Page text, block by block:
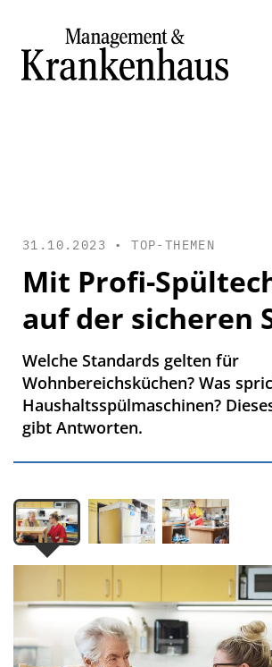
31.10.2023 •TOP-THEMEN
Mit Profi-
auf der sicheren
Welche Standards gelten für
Wohnbereichsküchen? Was
Haushaltsspülmaschinen?
gibt Antworten.